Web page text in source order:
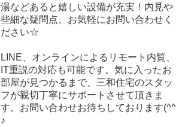
湯などあると嬉しい設備が充実！内見や
些細な疑問点、お気軽にお問い合わせく
ださい☆
LINE、オンラインによるリモート内覧、
IT重説の対応も可能です。気に入ったお
部屋が見つかるまで、三和住宅のスタッ
フが親切丁寧にサポートさせて頂きま
す。お問い合わせお待ちしております(^^
♪